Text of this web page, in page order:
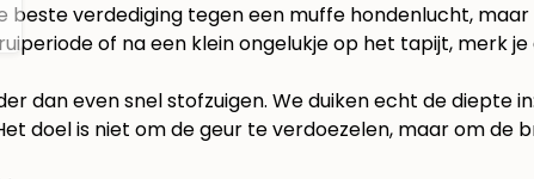
beste verdediging tegen een muffe hondenlucht,
of na een klein ongelukje op het tapijt, merk
dan even snel stofzuigen. We duiken echt de diepte
doel is niet om de geur te verdoezelen, maar om